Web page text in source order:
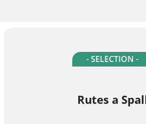
- SELECTION -
Rutes a